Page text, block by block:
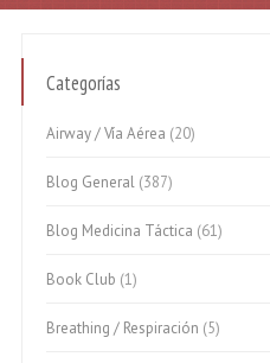
Categorías
Airway / Vía Aérea (20)
Blog General (387)
Blog Medicina Táctica (61)
Book Club (1)
Breathing / Respiración (5)